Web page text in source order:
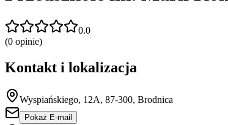
0.0
(0 opinie)
Kontakt i lokalizacja
Wyspiańskiego, 12A, 87-300, Brodnica
Pokaż E-mail